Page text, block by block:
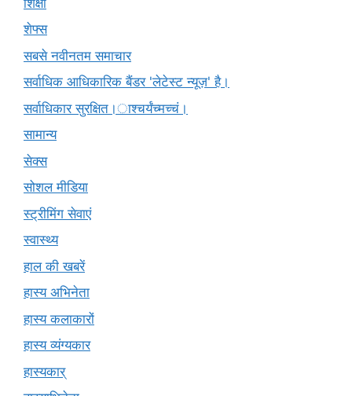
शेफ्स
सबसे नवीनतम समाचार
सर्वाधिक आधिकारिक बैंडर 'लेटेस्ट न्यूज़' है।
सर्वाधिकार सुरक्षित।ाश्चर्यंच्मच्चं।
सामान्य
सेक्स
सोशल मीडिया
स्ट्रीमिंग सेवाएं
स्वास्थ्य
हाल की खबरें
हास्य अभिनेता
हास्य कलाकारों
हास्य व्यंग्यकार
हास्यकार्